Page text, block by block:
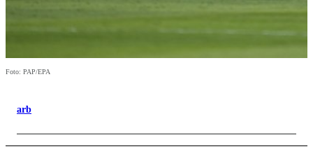
Foto: PAP/EPA
arb